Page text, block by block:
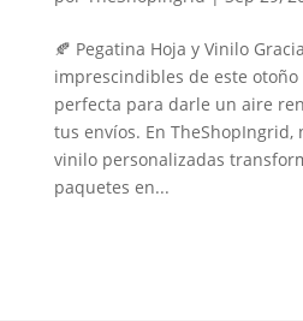
🍂 Pegatina Hoja y Vinilo
imprescindibles de este otoño
perfecta para darle un aire
tus envíos. En
vinilo personalizadas
paquetes en...